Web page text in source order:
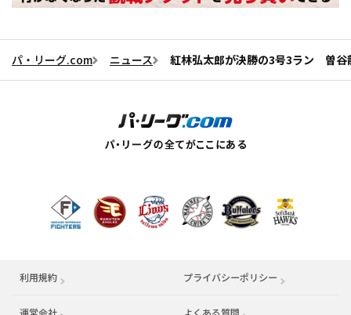
パ・リーグ.com ニュース 紅林弘太郎が決勝の3号3ラン 曽谷
利用規約 プライバシーポリシー
運営会社 （別ウィンドウで開く） よくある質問